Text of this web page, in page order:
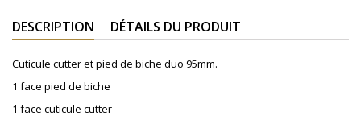
DESCRIPTION DÉTAILS DU PRODUIT
Cuticule cutter et pied de biche duo 95mm.
1 face pied de biche
1 face cuticule cutter